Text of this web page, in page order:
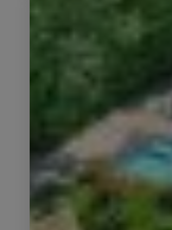
Venda Casa